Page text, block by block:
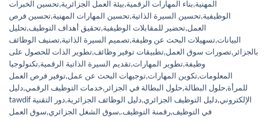
المهنية,بناء المهارات الرقمية,بيئة العمل الجزائرية,تحسين الخبرات
الوظيفية,تحسين السيرة الذاتية,تحسين المهارات المهنية,تحسين فرص
العمل,تحضير للمقابلات الوظيفية,تحقيق أهداف التوظيف,تحليل
البيانات,تسهيلات البحث عن وظيفة,تصميم السيرة الذاتية,تصنيف الوظائف
بالجزائر ,تصورات سوق العمل,تطبيقات توفير وظائف,تطوير الذات للحصول على
وظيفة,تطوير المهارات,تقديم السيرة الذاتية الرقمية,تكنولوجيا
المعلومات,تكوين المهارات,توجيهات البحث عن عمل,توفير فرص العمل
للمرأة,حلول البطالة,حلول البطالة في الجزائر ,خدمات التوظيف الرقمي,دليل
tawdif الإلكتروني,دليل التوظيف الجزائري,دليل الوظائف الجزائرية,دور التقنية
في التوظيف,رقمنة التوظيف.,سوق الشغل الجزائري,سوق العمل